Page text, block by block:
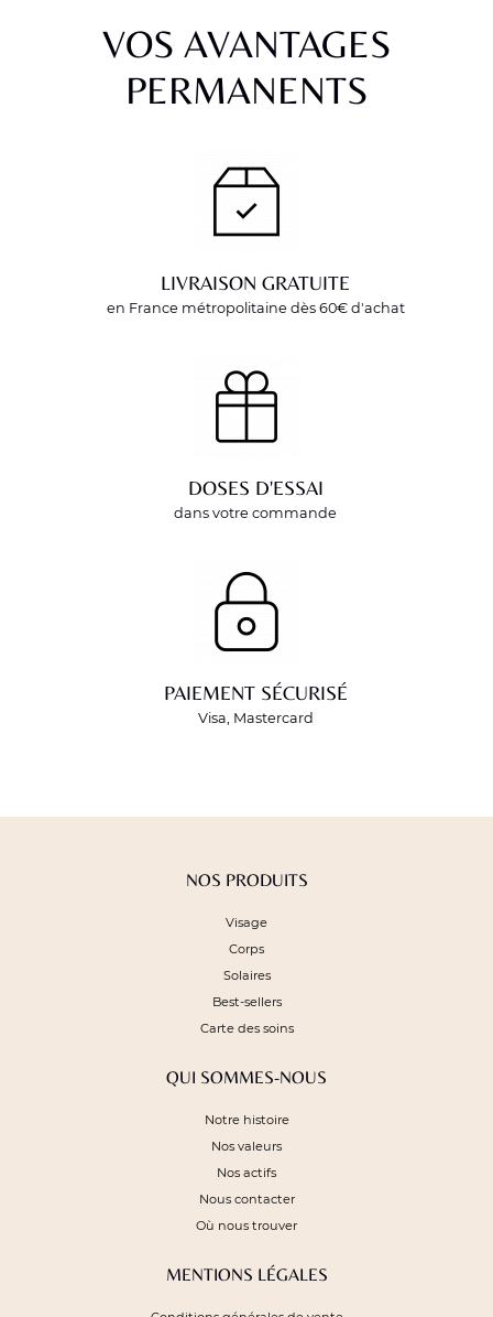
VOS AVANTAGES
PERMANENTS
LIVRAISON GRATUITE
en France métropolitaine dès 60€ d'achat
DOSES D'ESSAI
dans votre commande
PAIEMENT SÉCURISÉ
Visa, Mastercard
NOS PRODUITS
Visage
Corps
Solaires
Best-sellers
Carte des soins
QUI SOMMES-NOUS
Notre histoire
Nos valeurs
Nos actifs
Nous contacter
Où nous trouver
MENTIONS LÉGALES